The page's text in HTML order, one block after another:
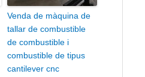
Venda de màquina de
tallar de combustible
de combustible i
combustible de tipus
cantilever cnc